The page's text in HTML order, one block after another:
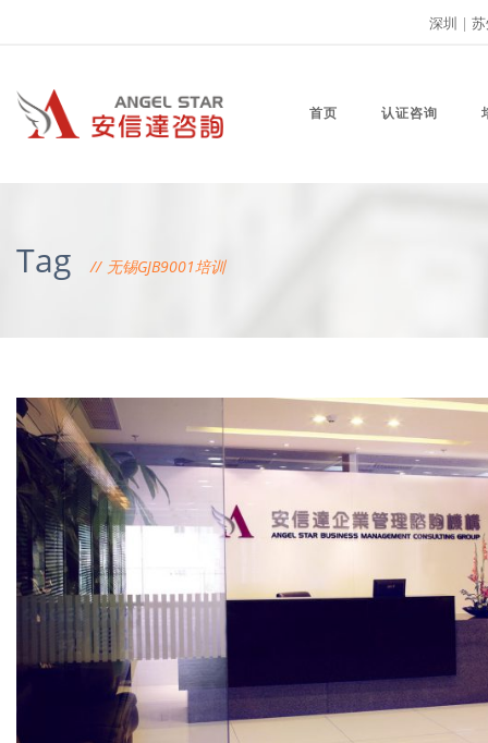
深圳 |
首页 认证咨询
Tag 无锡GJB9001培训